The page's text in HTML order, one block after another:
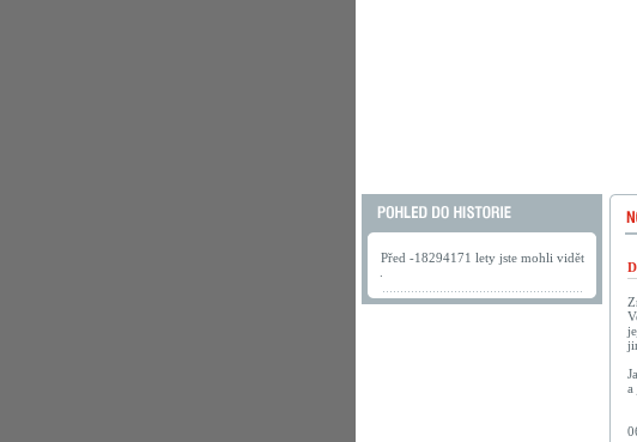
Před -18294171 lety jste mohli vidět
a